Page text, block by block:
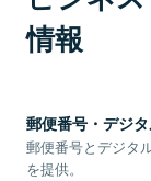
情報
郵便番号・デジ
郵便番号とデジタ
を提供。